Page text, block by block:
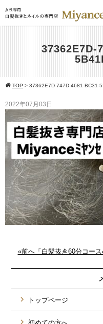
37362E7D-
TOP > 37362E7D-747D-4681-BC31-
2022年07月03日
«前へ「白髪抜き60分コー
トップページ